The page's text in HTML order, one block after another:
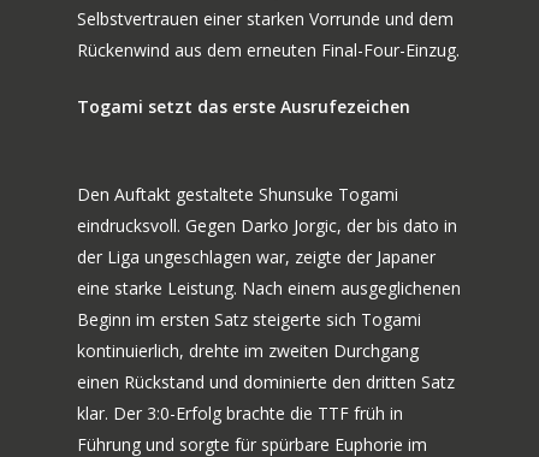
Selbstvertrauen einer starken Vorrunde und dem
Rückenwind aus dem erneuten Final-Four-Einzug.
Togami setzt das erste Ausrufezeichen
Den Auftakt gestaltete Shunsuke Togami
eindrucksvoll. Gegen Darko Jorgic, der bis dato in
der Liga ungeschlagen war, zeigte der Japaner
eine starke Leistung. Nach einem ausgeglichenen
Beginn im ersten Satz steigerte sich Togami
kontinuierlich, drehte im zweiten Durchgang
einen Rückstand und dominierte den dritten Satz
klar. Der 3:0-Erfolg brachte die TTF früh in
Führung und sorgte für spürbare Euphorie im